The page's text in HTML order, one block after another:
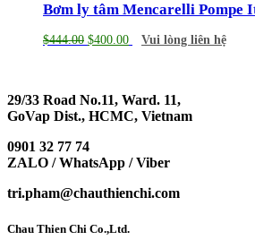
Bơm ly tâm Mencarelli Pompe
$444.00 $400.00 Vui lòng liên hệ
29/33 Road No.11, Ward. 11,
GoVap Dist., HCMC, Vietnam
0901 32 77 74
ZALO / WhatsApp / Viber
tri.pham@chauthienchi.com
Chau Thien Chi Co.,Ltd.